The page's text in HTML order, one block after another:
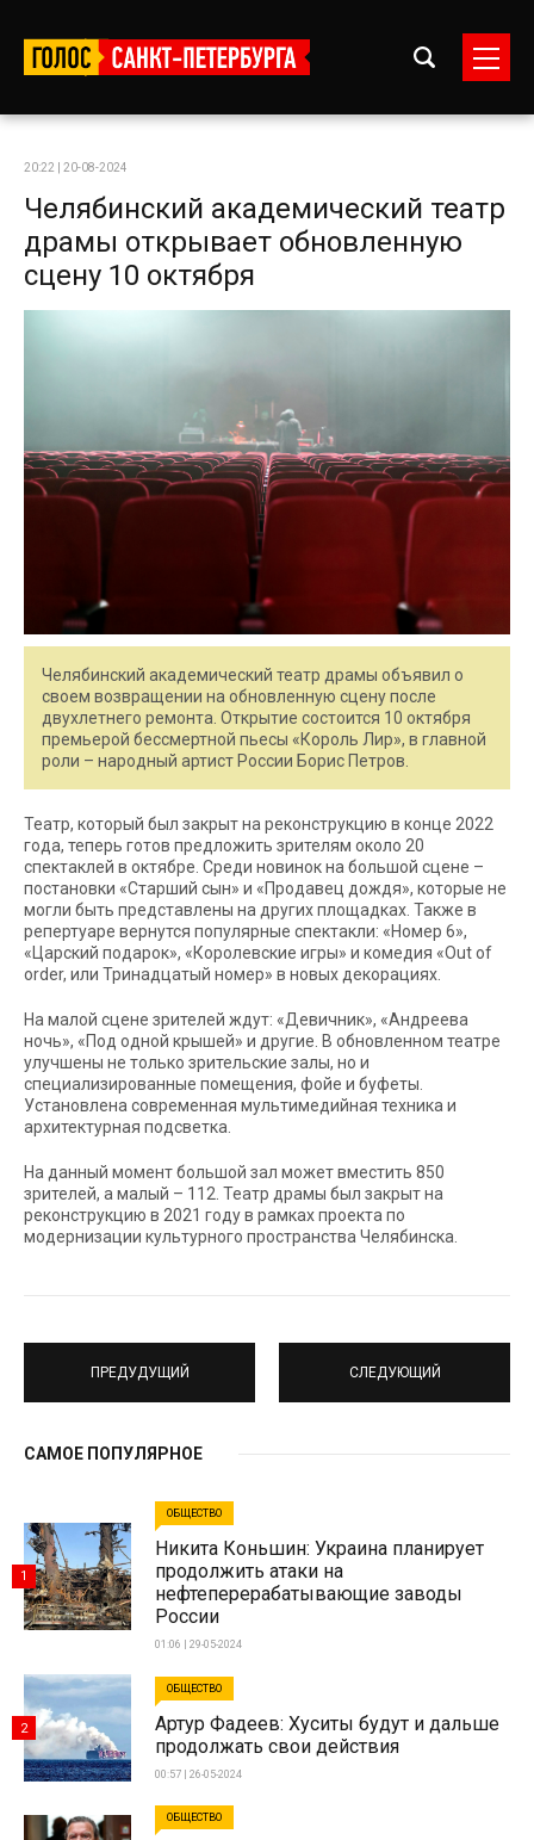
20:22 | 20-08-2024
Челябинский академический театр
драмы открывает обновленную
сцену 10 октября
Челябинский академический театр драмы объявил о
своем возвращении на обновленную сцену после
двухлетнего ремонта. Открытие состоится 10 октября
премьерой бессмертной пьесы «Король Лир», в главной
роли – народный артист России Борис Петров.
Театр, который был закрыт на реконструкцию в конце 2022
года, теперь готов предложить зрителям около 20
спектаклей в октябре. Среди новинок на большой сцене –
постановки «Старший сын» и «Продавец дождя», которые не
могли быть представлены на других площадках. Также в
репертуаре вернутся популярные спектакли: «Номер 6»,
«Царский подарок», «Королевские игры» и комедия «Out of
order, или Тринадцатый номер» в новых декорациях.
На малой сцене зрителей ждут: «Девичник», «Андреева
ночь», «Под одной крышей» и другие. В обновленном театре
улучшены не только зрительские залы, но и
специализированные помещения, фойе и буфеты.
Установлена современная мультимедийная техника и
архитектурная подсветка.
На данный момент большой зал может вместить 850
зрителей, а малый – 112. Театр драмы был закрыт на
реконструкцию в 2021 году в рамках проекта по
модернизации культурного пространства Челябинска.
ПРЕДУДУЩИЙ СЛЕДУЮЩИЙ
САМОЕ ПОПУЛЯРНОЕ
ОБЩЕСТВО
Никита Коньшин: Украина планирует
продолжить атаки на
нефтеперерабатывающие заводы
России
01:06 | 29-05-2024
1
ОБЩЕСТВО
Артур Фадеев: Хуситы будут и дальше
продолжать свои действия
00:57 | 26-05-2024
2
ОБЩЕСТВО